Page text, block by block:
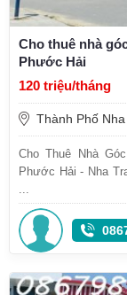
Cho thuê nhà
Phước Hải
120 triệu/tháng
Thành Phố
Cho Thuê Nhà
Phước Hải - Nha
...